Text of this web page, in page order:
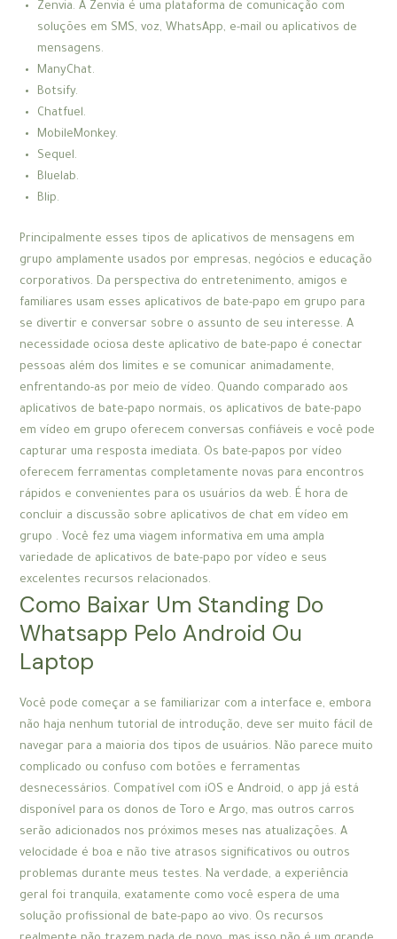
Zenvia. A Zenvia é uma plataforma de comunicação com
soluções em SMS, voz, WhatsApp, e-mail ou aplicativos de
mensagens.
ManyChat.
Botsify.
Chatfuel.
MobileMonkey.
Sequel.
Bluelab.
Blip.
Principalmente esses tipos de aplicativos de mensagens em
grupo amplamente usados por empresas, negócios e educação
corporativos. Da perspectiva do entretenimento, amigos e
familiares usam esses aplicativos de bate-papo em grupo para
se divertir e conversar sobre o assunto de seu interesse. A
necessidade ociosa deste aplicativo de bate-papo é conectar
pessoas além dos limites e se comunicar animadamente,
enfrentando-as por meio de vídeo. Quando comparado aos
aplicativos de bate-papo normais, os aplicativos de bate-papo
em vídeo em grupo oferecem conversas confiáveis e você pode
capturar uma resposta imediata. Os bate-papos por vídeo
oferecem ferramentas completamente novas para encontros
rápidos e convenientes para os usuários da web. É hora de
concluir a discussão sobre aplicativos de chat em vídeo em
grupo . Você fez uma viagem informativa em uma ampla
variedade de aplicativos de bate-papo por vídeo e seus
excelentes recursos relacionados.
Como Baixar Um Standing Do
Whatsapp Pelo Android Ou
Laptop
Você pode começar a se familiarizar com a interface e, embora
não haja nenhum tutorial de introdução, deve ser muito fácil de
navegar para a maioria dos tipos de usuários. Não parece muito
complicado ou confuso com botões e ferramentas
desnecessários. Compatível com iOS e Android, o app já está
disponível para os donos de Toro e Argo, mas outros carros
serão adicionados nos próximos meses nas atualizações. A
velocidade é boa e não tive atrasos significativos ou outros
problemas durante meus testes. Na verdade, a experiência
geral foi tranquila, exatamente como você espera de uma
solução profissional de bate-papo ao vivo. Os recursos